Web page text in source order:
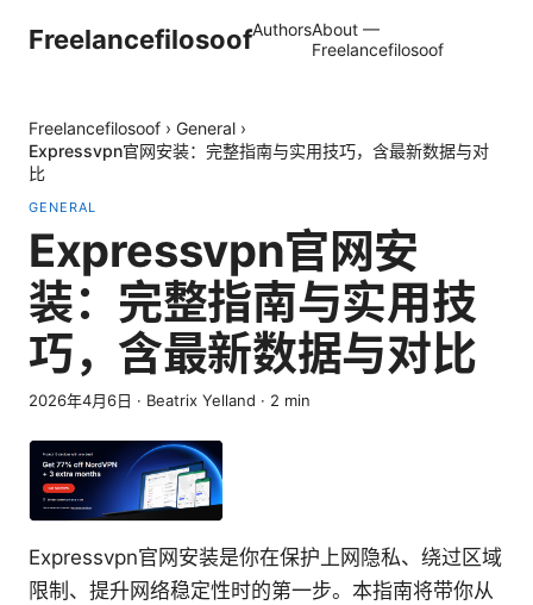
FreelancefilosoofAuthorsAbout —
Freelancefilosoof
Freelancefilosoof › General ›
Expressvpn官网安装：完整指南与实用技巧，含最新数据与对
比
GENERAL
Expressvpn官网安
装：完整指南与实用技
巧，含最新数据与对比
2026年4月6日 · Beatrix Yelland · 2 min
Expressvpn官网安装是你在保护上网隐私、绕过区域
限制、提升网络稳定性时的第一步。本指南将带你从